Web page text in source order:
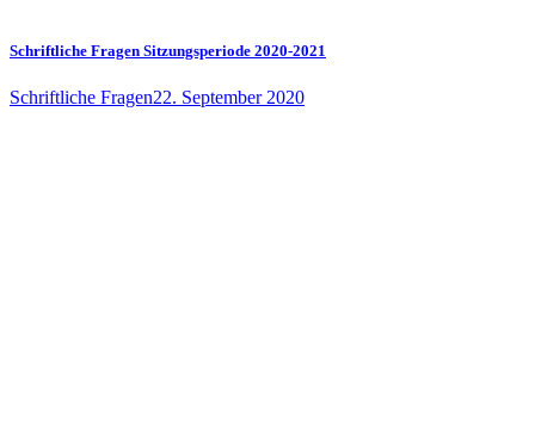
Schriftliche Fragen Sitzungsperiode 2020-2021
Schriftliche Fragen22. September 2020